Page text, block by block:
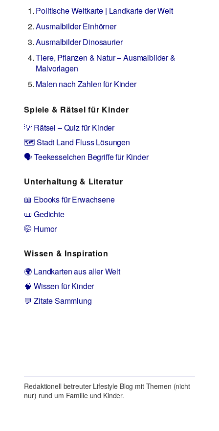
Politische Weltkarte | Landkarte der Welt
Ausmalbilder Einhörner
Ausmalbilder Dinosaurier
Tiere, Pflanzen & Natur – Ausmalbilder &
Malvorlagen
Malen nach Zahlen für Kinder
Spiele & Rätsel für Kinder
💡 Rätsel – Quiz für Kinder
🗺️ Stadt Land Fluss Lösungen
🗣️ Teekesselchen Begriffe für Kinder
Unterhaltung & Literatur
📖 Ebooks für Erwachsene
📜 Gedichte
🤭 Humor
Wissen & Inspiration
🌍 Landkarten aus aller Welt
🧠 Wissen für Kinder
💬 Zitate Sammlung
Redaktionell betreuter Lifestyle Blog mit Themen (nicht
nur) rund um Familie und Kinder.